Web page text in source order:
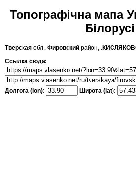
Топографічна мапа
Білорусі
Тверская обл., Фировский район, .
Ссылка сюда:
Долгота (lon): Широта (lat):